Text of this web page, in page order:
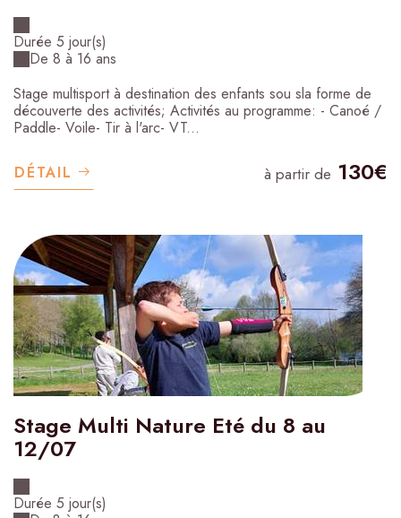
Durée 5 jour(s)
De 8 à 16 ans
Stage multisport à destination des enfants sou sla forme de
découverte des activités; Activités au programme: - Canoé /
Paddle- Voile- Tir à l'arc- VT...
DÉTAIL à partir de 130€
Stage Multi Nature Eté du 8 au
12/07
Durée 5 jour(s)